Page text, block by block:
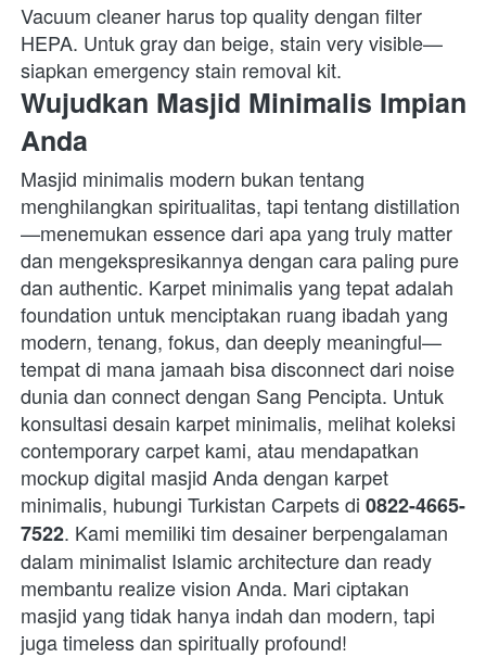
Vacuum cleaner harus top quality dengan filter
HEPA. Untuk gray dan beige, stain very visible—
siapkan emergency stain removal kit.
Wujudkan Masjid Minimalis Impian
Anda
Masjid minimalis modern bukan tentang
menghilangkan spiritualitas, tapi tentang distillation
—menemukan essence dari apa yang truly matter
dan mengekspresikannya dengan cara paling pure
dan authentic. Karpet minimalis yang tepat adalah
foundation untuk menciptakan ruang ibadah yang
modern, tenang, fokus, dan deeply meaningful—
tempat di mana jamaah bisa disconnect dari noise
dunia dan connect dengan Sang Pencipta. Untuk
konsultasi desain karpet minimalis, melihat koleksi
contemporary carpet kami, atau mendapatkan
mockup digital masjid Anda dengan karpet
minimalis, hubungi Turkistan Carpets di 0822-4665-
7522. Kami memiliki tim desainer berpengalaman
dalam minimalist Islamic architecture dan ready
membantu realize vision Anda. Mari ciptakan
masjid yang tidak hanya indah dan modern, tapi
juga timeless dan spiritually profound!